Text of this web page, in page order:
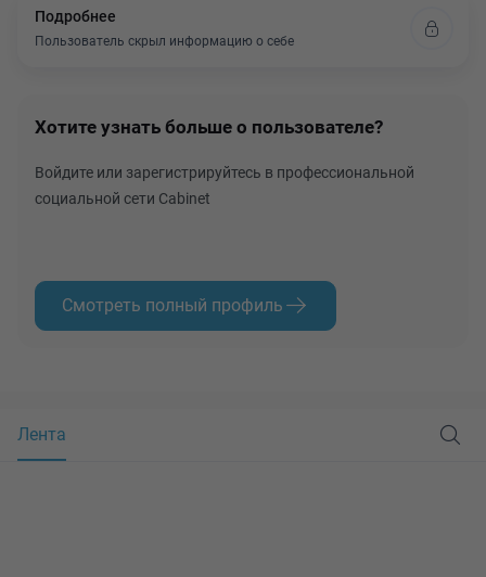
Подробнее
Пользователь скрыл информацию о себе
Хотите узнать больше о пользователе?
Войдите или зарегистрируйтесь в профессиональной
социальной сети Cabinet
Смотреть полный профиль
Лента